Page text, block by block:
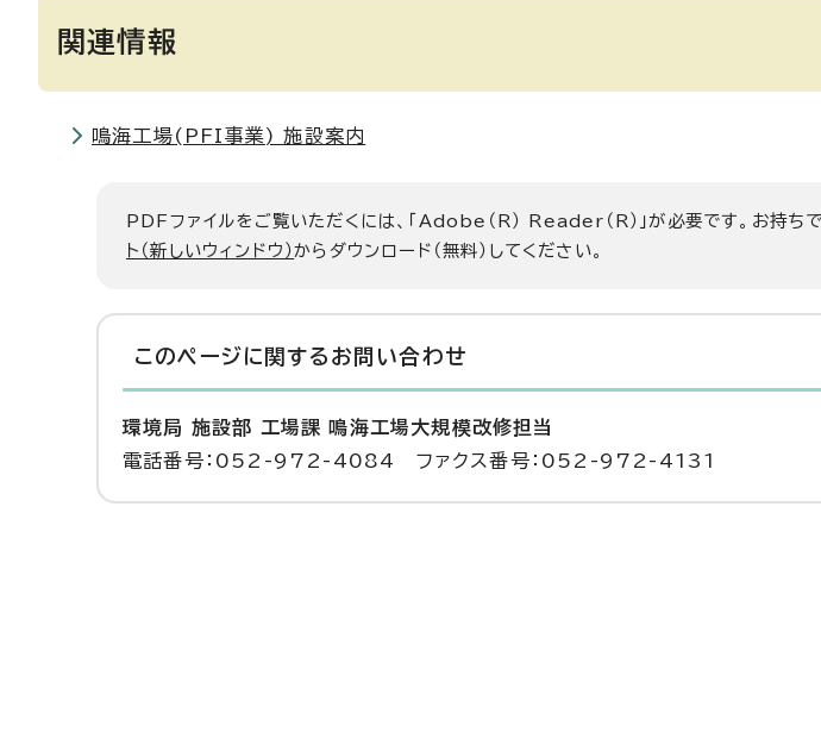
関連情報
鳴海工場(PFI事業) 施設案内
PDFファイルをご覧いただくには、「Adobe（R） Reader（R）」が必要です。お持ち
ト（新しいウィンドウ）からダウンロード（無料）してください。
このページに関する お問い合わせ
環境局 施設部 工場課 鳴海工場大規模改修担当
電話番号：052-972-4084 ファクス番号：052-972-4131